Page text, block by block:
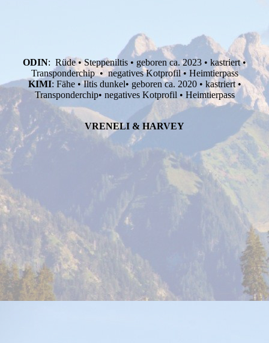
ODIN: Rüde • Steppeniltis • geboren ca. 2023 • kastriert •
Transponderchip • negatives Kotprofil • Heimtierpass
KIMI: Fähe • Iltis dunkel• geboren ca. 2020 • kastriert •
Transponderchip• negatives Kotprofil • Heimtierpass
VRENELI & HARVEY